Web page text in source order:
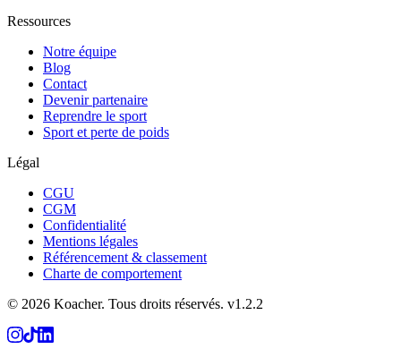
Ressources
Notre équipe
Blog
Contact
Devenir partenaire
Reprendre le sport
Sport et perte de poids
Légal
CGU
CGM
Confidentialité
Mentions légales
Référencement & classement
Charte de comportement
© 2026 Koacher. Tous droits réservés. v1.2.2